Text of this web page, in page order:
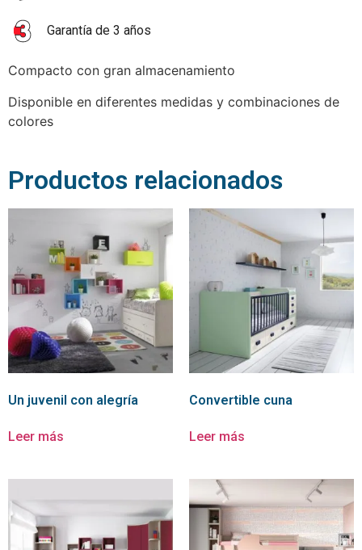
Garantía de 3 años
Compacto con gran almacenamiento
Disponible en diferentes medidas y combinaciones de
colores
Productos relacionados
Un juvenil con alegría
Leer más
Convertible cuna
Leer más